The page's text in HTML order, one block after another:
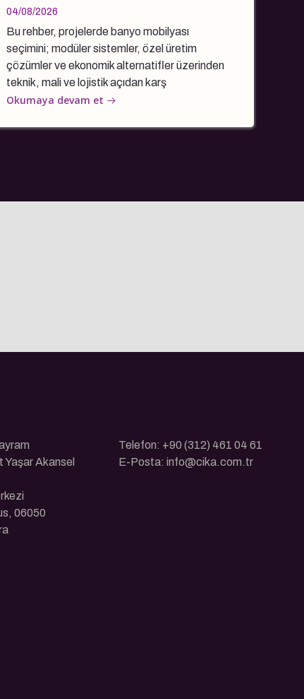
04/08/2026
Bu rehber, projelerde banyo mobilyası
seçimini; modüler sistemler, özel üretim
çözümler ve ekonomik alternatifler üzerinden
teknik, mali ve lojistik açıdan karş
Okumaya devam et
Yaşar Akansel
06050
Telefon: +90 (312) 461 04 61
E-Posta: info@cika.com.tr